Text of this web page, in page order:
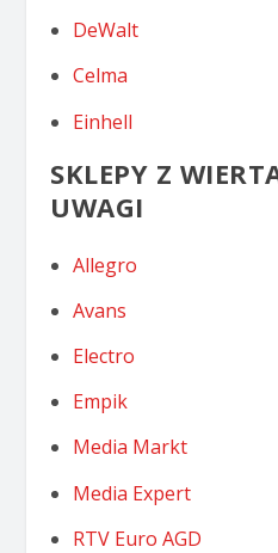
DeWalt
Celma
Einhell
SKLEPY Z
UWAGI
Allegro
Avans
Electro
Empik
Media Markt
Media Expert
RTV Euro AGD